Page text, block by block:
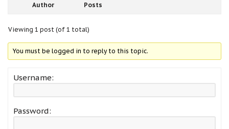
Author Posts
Viewing 1 post (of 1 total)
You must be logged in to reply to this topic.
Username:
Password: